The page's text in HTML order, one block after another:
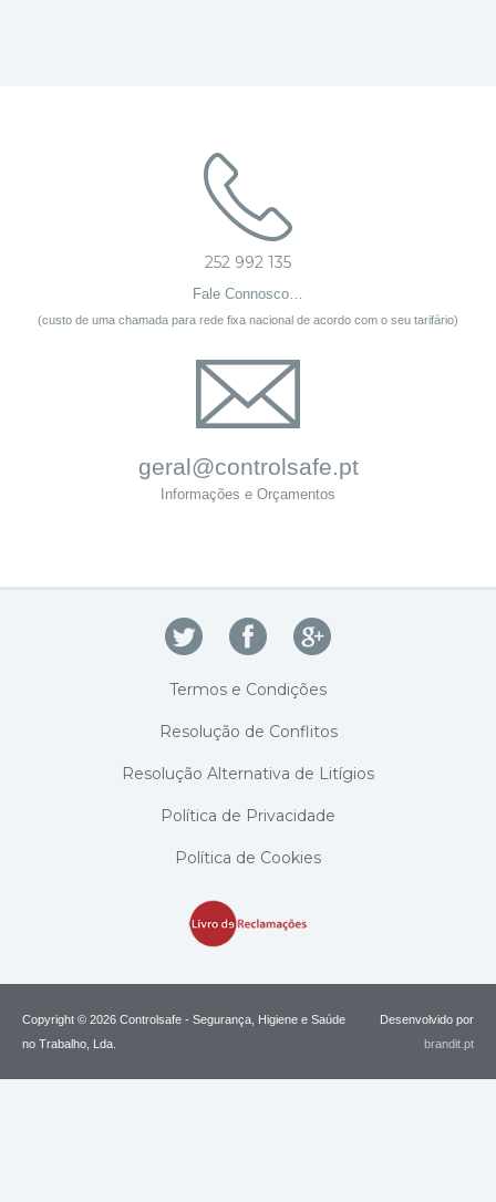
252 992 135
Fale Connosco…
(custo de uma chamada para rede fixa nacional de acordo com o seu tarifário)
geral@controlsafe.pt
Informações e Orçamentos
Termos e Condições
Resolução de Conflitos
Resolução Alternativa de Litígios
Política de Privacidade
Política de Cookies
Copyright © 2026 Controlsafe - Segurança, Higiene e Saúde
no Trabalho, Lda.
Desenvolvido por
brandit.pt